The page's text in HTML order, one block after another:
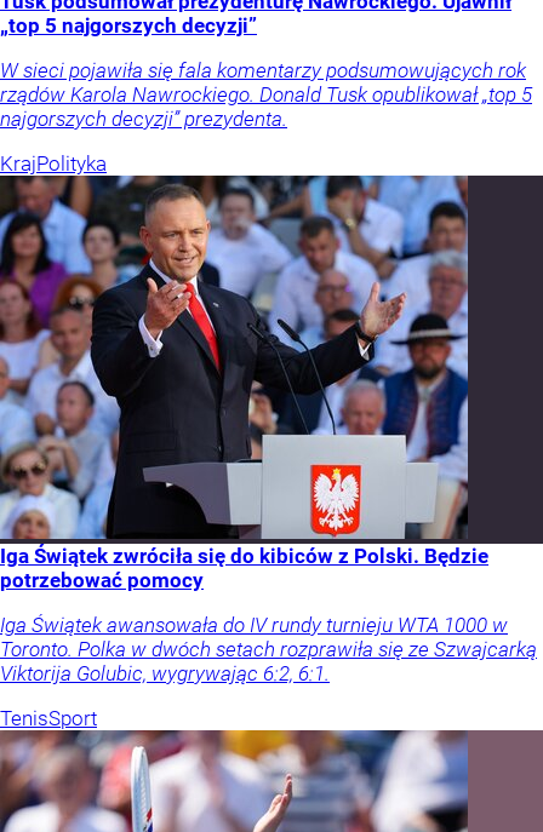
„top 5 najgorszych decyzji”
W sieci pojawiła się fala komentarzy podsumowujących rok
rządów Karola Nawrockiego. Donald Tusk opublikował „top 5
najgorszych decyzji” prezydenta.
KrajPolityka
Iga Świątek zwróciła się do kibiców z Polski. Będzie
potrzebować pomocy
Iga Świątek awansowała do IV rundy turnieju WTA 1000 w
Toronto. Polka w dwóch setach rozprawiła się ze Szwajcarką
Viktorija Golubic, wygrywając 6:2, 6:1.
TenisSport